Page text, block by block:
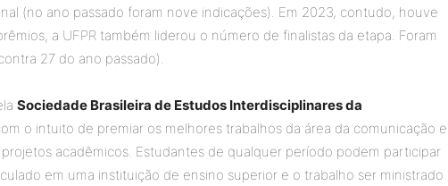
(no ano passado foram nove indicações). Em 2023, contudo, houve
a UFPR também liderou o número de finalistas da etapa. Foram
27 do ano passado).
Sociedade Brasileira de Estudos Interdisciplinares da
o intuito de premiar os melhores trabalhos da área da comunicação e
acadêmicos. Estudantes de qualquer período podem participar
em uma instituição de ensino superior e o trabalho ser ministrado